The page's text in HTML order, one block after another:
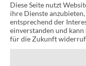
Diese Seite nutzt
ihre Dienste
entsprechend der
einverstanden und
für die Zukunft